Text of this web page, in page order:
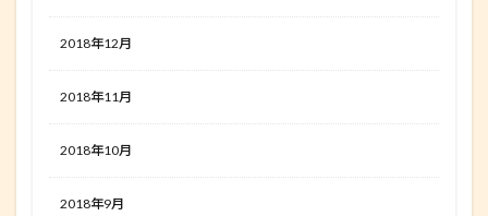
2018年12月
2018年11月
2018年10月
2018年9月